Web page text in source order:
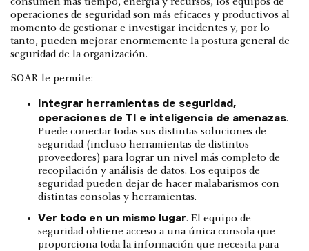
operaciones de seguridad son más eficaces y productivos al
momento de gestionar e investigar incidentes y, por lo
tanto, pueden mejorar enormemente la postura general de
seguridad de la organización.
SOAR le permite:
Integrar herramientas de seguridad,
operaciones de TI e inteligencia de amenazas.
Puede conectar todas sus distintas soluciones de
seguridad (incluso herramientas de distintos
proveedores) para lograr un nivel más completo de
recopilación y análisis de datos. Los equipos de
seguridad pueden dejar de hacer malabarismos con
distintas consolas y herramientas.
Ver todo en un mismo lugar. El equipo de
seguridad obtiene acceso a una única consola que
proporciona toda la información que necesita para